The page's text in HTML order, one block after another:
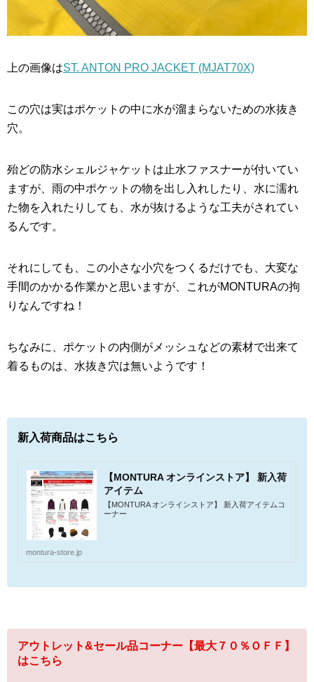
上の画像はST. ANTON PRO JACKET (MJAT70X)
この穴は実はポケットの中に水が溜まらないための水抜き
穴。
殆どの防水シェルジャケットは止水ファスナーが付いてい
ますが、雨の中ポケットの物を出し入れしたり、水に濡れ
た物を入れたりしても、水が抜けるような工夫がされてい
るんです。
それにしても、この小さな小穴をつくるだけでも、大変な
手間のかかる作業かと思いますが、これがMONTURAの拘
りなんですね！
ちなみに、ポケットの内側がメッシュなどの素材で出来て
着るものは、水抜き穴は無いようです！
新入荷商品はこちら
【MONTURA オンラインストア】 新入荷
アイテム
【MONTURA オンラインストア】 新入荷アイテムコ
ーナー
montura-store.jp
アウトレット&セール品コーナー【最大７０％ＯＦＦ】
はこちら